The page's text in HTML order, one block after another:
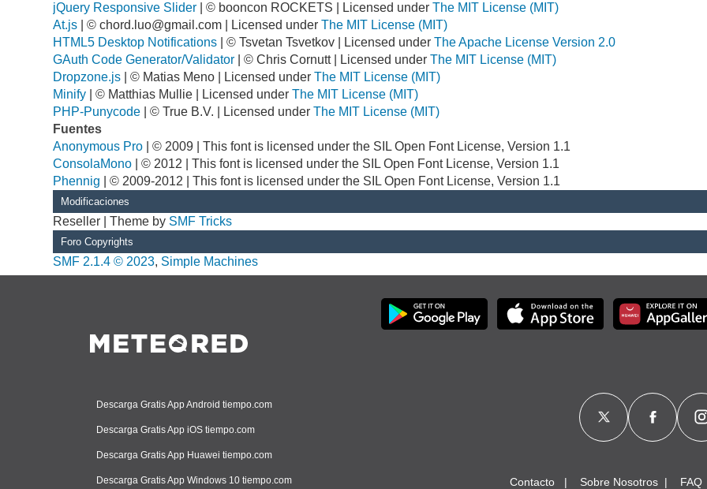
jQuery Responsive Slider | © booncon ROCKETS | Licensed underThe MIT License (MIT)
At.js | ©chord.luo@gmail.com | Licensed underThe MIT License (MIT)
HTML5 Desktop Notifications | © Tsvetan Tsvetkov | Licensed underThe Apache License Version 2.0
GAuth Code Generator/Validator | © Chris Cornutt | Licensed underThe MIT License (MIT)
Dropzone.js | © Matias Meno | Licensed underThe MIT License (MIT)
Minify | © Matthias Mullie | Licensed underThe MIT License (MIT)
PHP-Punycode | © True B.V. | Licensed underThe MIT License (MIT)
Fuentes
Anonymous Pro | © 2009 | This font is licensed under the SIL Open Font License, Version 1.1
ConsolaMono | © 2012 | This font is licensed under the SIL Open Font License, Version 1.1
Phennig | © 2009-2012 | This font is licensed under the SIL Open Font License, Version 1.1
Modificaciones
Reseller | Theme by SMF Tricks
Foro Copyrights
SMF 2.1.4 © 2023, Simple Machines
Descarga Gratis App Android tiempo.com
Descarga Gratis App iOS tiempo.com
Descarga Gratis App Huawei tiempo.com
Descarga Gratis App Windows 10 tiempo.com Contacto Sobre Nosotros FAQ